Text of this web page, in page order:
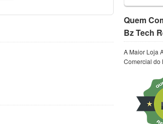
Quem
Bz Tech
A Maior Loja
Comercial do